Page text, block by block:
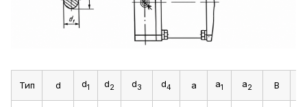
Тип d d1 d2 d3 d4 a a1 a2 B